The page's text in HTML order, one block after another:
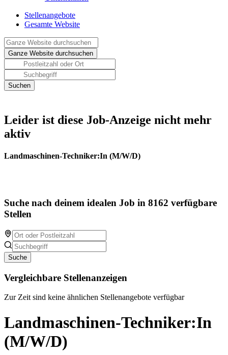
Stellenangebote
Gesamte Website
Leider ist diese Job-Anzeige nicht mehr
aktiv
Landmaschinen-Techniker:In (M/W/D)
Suche nach deinem idealen Job in 8162 verfügbare
Stellen
Suche
Vergleichbare Stellenanzeigen
Zur Zeit sind keine ähnlichen Stellenangebote verfügbar
Landmaschinen-Techniker:In
(M/W/D)